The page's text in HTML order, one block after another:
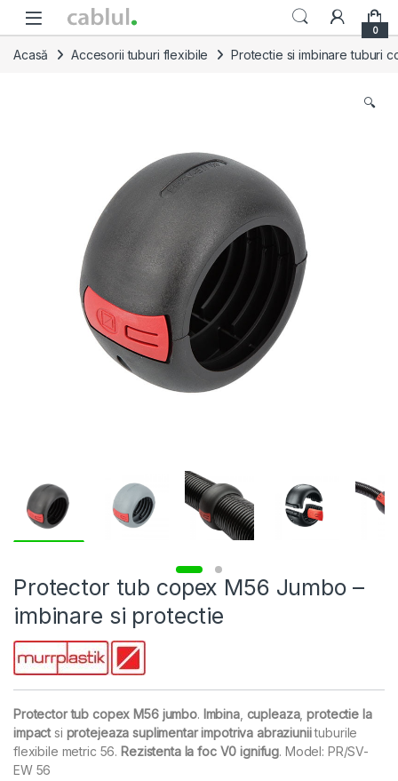
Skip to navigation
Skip to content
0
Acasă Accesorii tuburi flexibile Protectie si imbinare tuburi
🔍
Protector tub copex M56 Jumbo –
imbinare si protectie
Protector tub copex M56 jumbo. Imbina, cupleaza,protectie la
impact si protejeaza suplimentar impotriva abraziuniituburile
flexibile metric 56. Rezistenta la foc V0 ignifug. Model: PR/SV-
EW 56